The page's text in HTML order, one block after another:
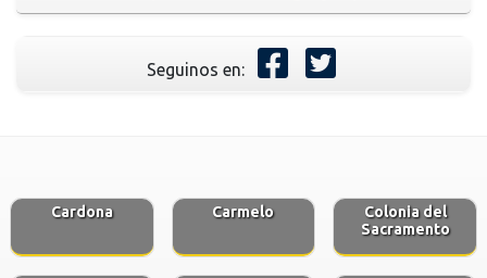
Seguinos en:
Cardona Carmelo
Colonia del
Sacramento